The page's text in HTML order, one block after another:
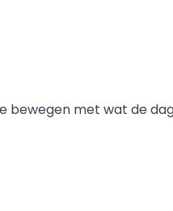
bewegen met wat de